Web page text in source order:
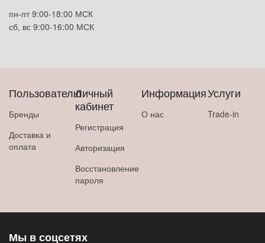
пн-пт 9:00-18:00 МСК
сб, вс 9:00-16:00 МСК
Пользователю
Бренды
Доставка и
оплата
Личный
кабинет
Регистрация
Авторизация
Восстановление
пароля
Информация
О нас
Услуги
Trade-in
Мы в соцсетях